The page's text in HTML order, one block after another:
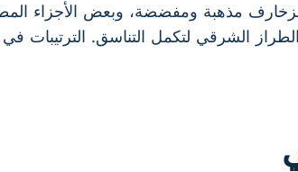
مذهبة ومفضضة، وبعض الأجزاء
الشرقي لتكمل التناسق. الترتيبات في